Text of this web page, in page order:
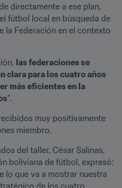
directamente a ese plan,
fútbol local en búsqueda de
la Federación en el contexto
las federaciones se
clara para los cuatro años
más eficientes en la
”.
muy positivamente
miembro.
del taller, César Salinas,
boliviana de fútbol, expresó:
lo que va a mostrar nuestra
de los cuatro